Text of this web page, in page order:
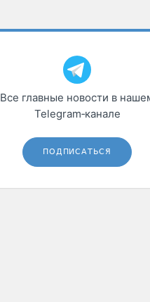
Все главные новости в
Telegram‑канале
ПОДПИСАТЬСЯ